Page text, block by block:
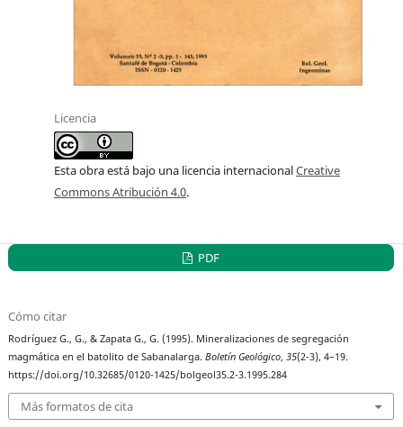
Licencia
Esta obra está bajo una licencia internacionalCreative
Commons Atribución 4.0.
PDF
Cómo citar
Rodríguez G., G., & Zapata G., G. (1995). Mineralizaciones de segregación
magmática en el batolito de Sabanalarga.Boletín Geológico,35(2-3), 4–19.
https://doi.org/10.32685/0120-1425/bolgeol35.2-3.1995.284
Más formatos de cita